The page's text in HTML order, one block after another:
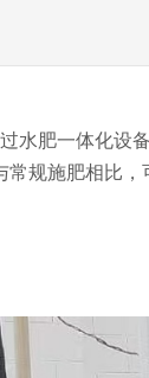
肥一体化设
规施肥相比